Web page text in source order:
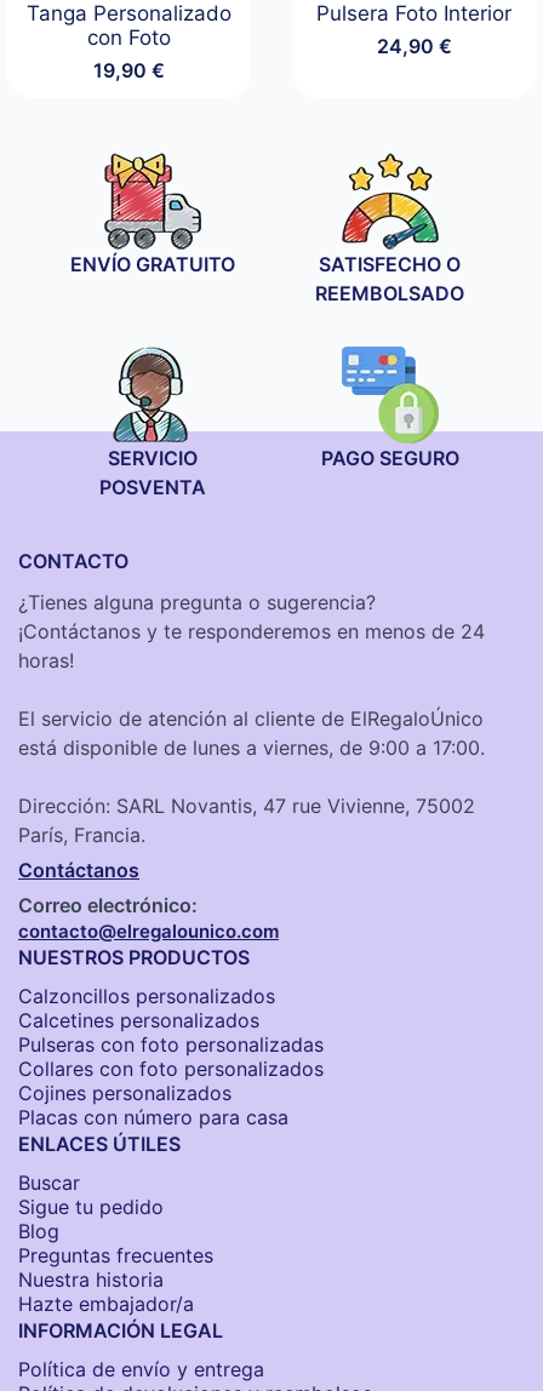
Tanga Personalizado
con Foto
19,90 €
Pulsera Foto Interior
24,90 €
ENVÍO GRATUITO
SATISFECHO O
REEMBOLSADO
SERVICIO
POSVENTA
PAGO SEGURO
CONTACTO
¿Tienes alguna pregunta o sugerencia?
¡Contáctanos y te responderemos en menos de 24
horas!
El servicio de atención al cliente de ElRegaloÚnico
está disponible de lunes a viernes, de 9:00 a 17:00.
Dirección: SARL Novantis, 47 rue Vivienne, 75002
París, Francia.
Contáctanos
Correo electrónico:
contacto@elregalounico.com
NUESTROS PRODUCTOS
Calzoncillos personalizados​
Calcetines personalizados
Pulseras con foto personalizadas
Collares con foto personalizados
Cojines personalizados
Placas con número para casa
ENLACES ÚTILES
Buscar
Sigue tu pedido
Blog
Preguntas frecuentes
Nuestra historia
Hazte embajador/a
INFORMACIÓN LEGAL
Política de envío y entrega